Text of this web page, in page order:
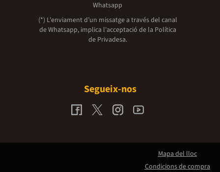
Whatsapp
(*) L'enviament d’un missatge a través del canal
de Whatsapp, implica l'acceptació de la Política
de Privadesa.
Segueix-nos
Mapa del lloc
Condicions de compra